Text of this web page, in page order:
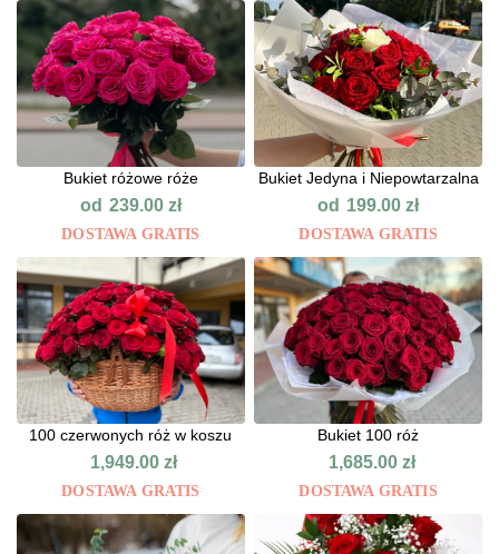
Bukiet różowe róże
od 239.00 zł
DOSTAWA GRATIS
Bukiet Jedyna i Niepowtarzalna
od 199.00zł
DOSTAWA GRATIS
100 czerwonych róż w koszu
1,949.00zł
DOSTAWA GRATIS
Bukiet 100 róż
1,685.00 zł
DOSTAWA GRATIS